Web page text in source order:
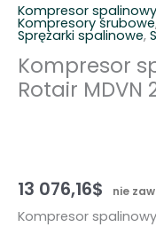
Kompresor spalinowy
Kompresory śrubowe
Sprężarki spalinowe,
Kompresor
Rotair MDVN
13 076,16$ nie
Kompresor spalinowy